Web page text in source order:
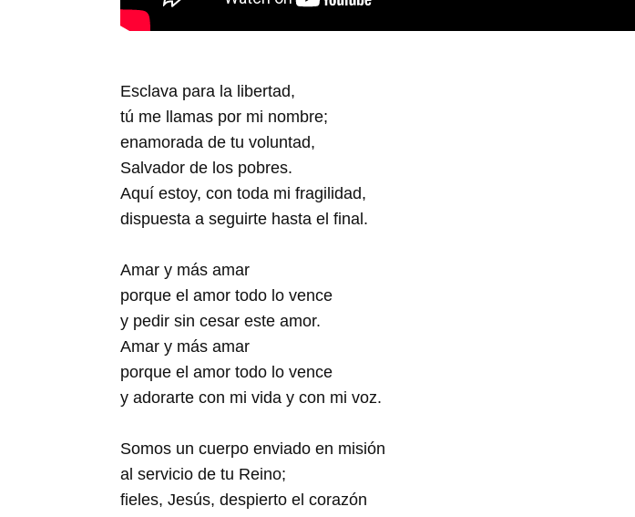
Esclava para la libertad,
tú me llamas por mi nombre;
enamorada de tu voluntad,
Salvador de los pobres.
Aquí estoy, con toda mi fragilidad,
dispuesta a seguirte hasta el final.
Amar y más amar
porque el amor todo lo vence
y pedir sin cesar este amor.
Amar y más amar
porque el amor todo lo vence
y adorarte con mi vida y con mi voz.
Somos un cuerpo enviado en misión
al servicio de tu Reino;
fieles, Jesús, despierto el corazón